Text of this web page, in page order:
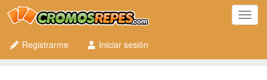
Registrarme
Iniciar sesión